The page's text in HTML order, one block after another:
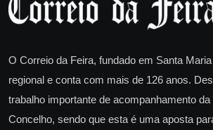
O Correio da Feira, fundado em Santa
regional e conta com mais de 126 anos.
trabalho importante de acompanhamento
Concelho, sendo que esta é uma aposta